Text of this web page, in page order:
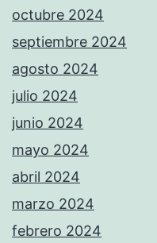
octubre 2024
septiembre 2024
agosto 2024
julio 2024
junio 2024
mayo 2024
abril 2024
marzo 2024
febrero 2024